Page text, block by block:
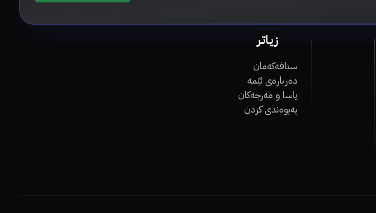
زیاتر
ستافەکەمان
دەربارەی ئێمە
یاسا و مەرجەکان
پەیوەندی کردن